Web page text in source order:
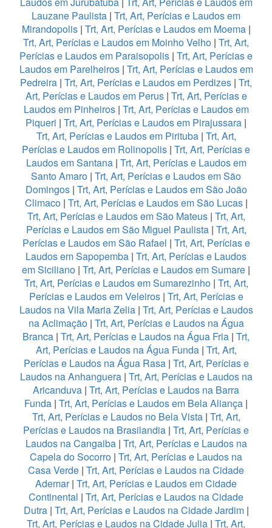
Lauzane Paulista | Trt, Art, Perícias e Laudos em
Mirandopolis| Trt, Art, Perícias e Laudos em Moema|
Trt, Art, Perícias e Laudos em Moinho Velho | Trt, Art,
Perícias e Laudos em Paraisopolis | Trt, Art, Perícias e
Laudos em Parelheiros| Trt, Art, Perícias e Laudos em
Pedreira | Trt, Art, Perícias e Laudos em Perdizes | Trt,
Art, Perícias e Laudos em Perus| Trt, Art, Perícias e
Laudos em Pinheiros| Trt, Art, Perícias e Laudos em
Piqueri | Trt, Art, Perícias e Laudos em Pirajussara |
Trt, Art, Perícias e Laudos em Pirituba| Trt, Art,
Perícias e Laudos em Rolinopolis | Trt, Art, Perícias e
Laudos em Santana| Trt, Art, Perícias e Laudos em
Santo Amaro | Trt, Art, Perícias e Laudos em São
Domingos| Trt, Art, Perícias e Laudos em São João
Climaco| Trt, Art, Perícias e Laudos em São Lucas|
Trt, Art, Perícias e Laudos em São Mateus | Trt, Art,
Perícias e Laudos em São Miguel Paulista| Trt, Art,
Perícias e Laudos em São Rafael | Trt, Art, Perícias e
Laudos em Sapopemba | Trt, Art, Perícias e Laudos
em Siciliano | Trt, Art, Perícias e Laudos em Sumare |
Trt, Art, Perícias e Laudos em Sumarezinho| Trt, Art,
Perícias e Laudos em Veleiros| Trt, Art, Perícias e
Laudos na Vila Maria Zelia| Trt, Art, Perícias e Laudos
na Aclimação| Trt, Art, Perícias e Laudos na Água
Branca | Trt, Art, Perícias e Laudos na Água Fria | Trt,
Art, Perícias e Laudos na Água Funda| Trt, Art,
Perícias e Laudos na Água Rasa | Trt, Art, Perícias e
Laudos na Anhanguera| Trt, Art, Perícias e Laudos na
Aricanduva | Trt, Art, Perícias e Laudos na Barra
Funda | Trt, Art, Perícias e Laudos em Bela Aliança |
Trt, Art, Perícias e Laudos no Bela Vista| Trt, Art,
Perícias e Laudos na Brasilandia | Trt, Art, Perícias e
Laudos na Cangaiba| Trt, Art, Perícias e Laudos na
Capela do Socorro | Trt, Art, Perícias e Laudos na
Casa Verde | Trt, Art, Perícias e Laudos na Cidade
Ademar| Trt, Art, Perícias e Laudos em Cidade
Continental | Trt, Art, Perícias e Laudos na Cidade
Dutra | Trt, Art, Perícias e Laudos na Cidade Jardim|
Trt, Art, Perícias e Laudos na Cidade Julia | Trt, Art,